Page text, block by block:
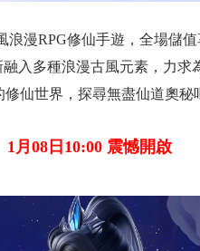
漫RPG修仙手遊，全場儲
入多種浪漫古風元素，力求
仙世界，探尋無盡仙道奧秘
1月08日10:00 震憾開啟